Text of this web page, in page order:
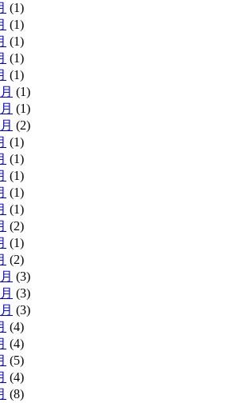
(1)
(1)
(1)
(1)
(1)
(1)
(1)
(2)
(1)
(1)
(1)
(1)
(1)
(2)
(1)
(2)
(3)
(3)
(3)
(4)
(4)
(5)
(4)
(8)